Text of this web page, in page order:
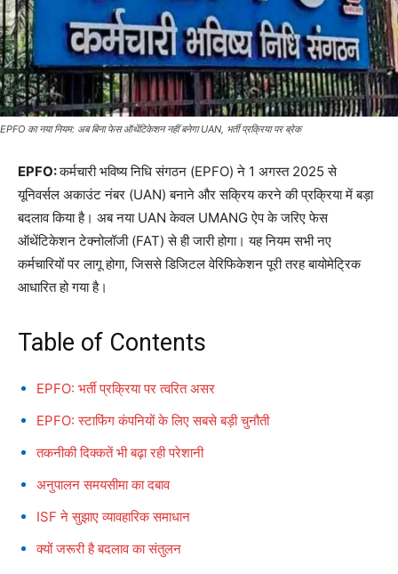
EPFO का नया नियम: अब बिना फेस ऑथेंटिकेशन नहीं बनेगा UAN, भर्ती प्रक्रिया पर ब्रेक
EPFO:कर्मचारी भविष्य निधि संगठन (EPFO) ने 1 अगस्त 2025 से
यूनिवर्सल अकाउंट नंबर (UAN) बनाने और सक्रिय करने की प्रक्रिया में बड़ा
बदलाव किया है। अब नया UAN केवल UMANG ऐप के जरिए फेस
ऑथेंटिकेशन टेक्नोलॉजी (FAT) से ही जारी होगा। यह नियम सभी नए
कर्मचारियों पर लागू होगा, जिससे डिजिटल वेरिफिकेशन पूरी तरह बायोमेट्रिक
आधारित हो गया है।
Table of Contents
EPFO: भर्ती प्रक्रिया पर त्वरित असर
EPFO: स्टाफिंग कंपनियों के लिए सबसे बड़ी चुनौती
तकनीकी दिक्कतें भी बढ़ा रही परेशानी
अनुपालन समयसीमा का दबाव
ISF ने सुझाए व्यावहारिक समाधान
क्यों जरूरी है बदलाव का संतुलन